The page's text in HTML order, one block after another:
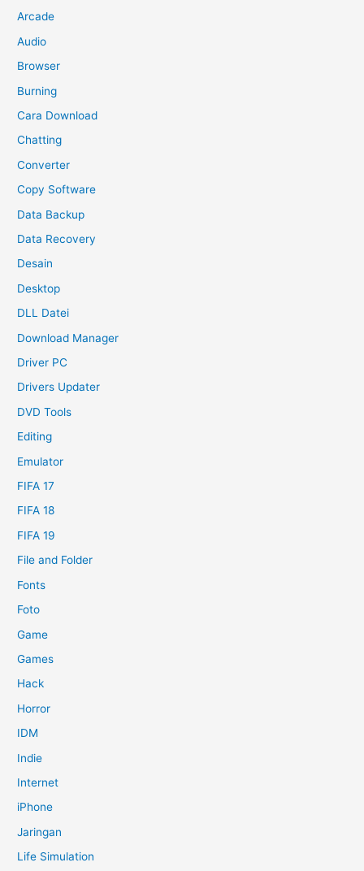
Arcade
Audio
Browser
Burning
Cara Download
Chatting
Converter
Copy Software
Data Backup
Data Recovery
Desain
Desktop
DLL Datei
Download Manager
Driver PC
Drivers Updater
DVD Tools
Editing
Emulator
FIFA 17
FIFA 18
FIFA 19
File and Folder
Fonts
Foto
Game
Games
Hack
Horror
IDM
Indie
Internet
iPhone
Jaringan
Life Simulation